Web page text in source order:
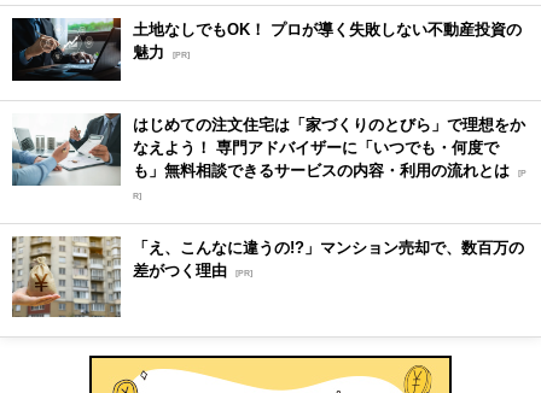
土地なしでもOK！ プロが導く失敗しない不動産投資の
魅力
[PR]
はじめての注文住宅は「家づくりのとびら」で理想をか
なえよう！ 専門アドバイザーに「いつでも・何度で
も」無料相談できるサービスの内容・利用の流れとは [P
R]
「え、こんなに違うの!?」マンション売却で、数百万の
差がつく理由 [PR]